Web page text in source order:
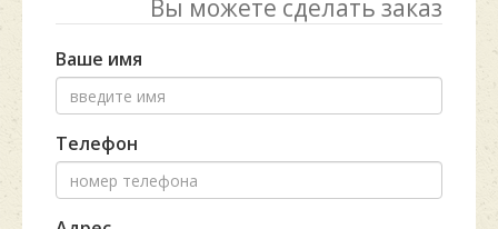
Вы можете сделать заказ
Ваше имя
Телефон